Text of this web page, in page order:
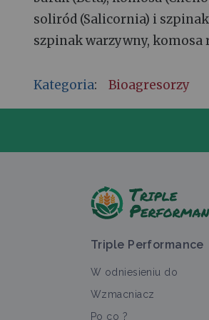
soliród (Salicornia) i
szpinak warzywny, komosa
Kategoria: Bioagresorzy
Triple Performance
W odniesieniu do
Wzmacniacz
Po co ?